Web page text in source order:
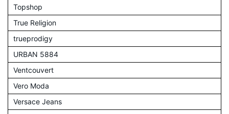
Topshop
True Religion
trueprodigy
URBAN 5884
Ventcouvert
Vero Moda
Versace Jeans